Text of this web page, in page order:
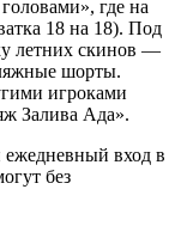
где на
18 на 18). Под
летних скинов —
шорты.
игроками
Залива Ада».
ежедневный вход в
без